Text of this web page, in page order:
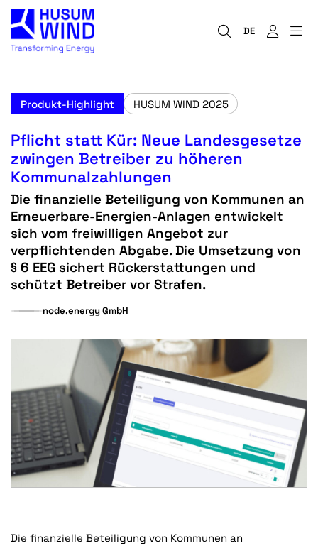
DE
Produkt-Highlight HUSUM WIND 2025
Pflicht statt Kür: Neue Landesgesetze
zwingen Betreiber zu höheren
Kommunalzahlungen
Die finanzielle Beteiligung von Kommunen an
Erneuerbare-Energien-Anlagen entwickelt
sich vom freiwilligen Angebot zur
verpflichtenden Abgabe. Die Umsetzung von
§ 6 EEG sichert Rückerstattungen und
schützt Betreiber vor Strafen.
node.energy GmbH
Die finanzielle Beteiligung von Kommunen an